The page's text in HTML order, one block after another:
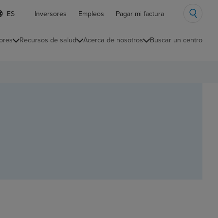
Inversores Empleos Pagar mi factura
Recursos de salud Acerca de nosotros Buscar un centro